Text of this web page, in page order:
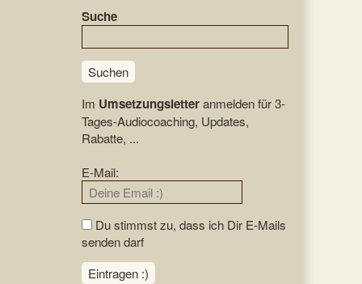
Suche
Suchen
Im Umsetzungsletteranmelden für 3-
Tages-Audiocoaching, Updates,
Rabatte, ...
E-Mail:
Du stimmst zu, dass ich Dir E-Mails
senden darf
Eintragen :)